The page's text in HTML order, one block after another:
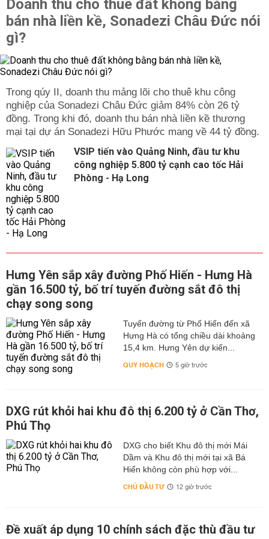
Doanh thu cho thuê đất không bằng
bán nhà liền kề, Sonadezi Châu Đức nói
gì?
Trong qúy II, doanh thu mảng lõi cho thuê khu công
nghiệp của Sonadezi Châu Đức giảm 84% còn 26 tỷ
đồng. Trong khi đó, doanh thu bán nhà liền kề thương
mại tại dự án Sonadezi Hữu Phước mang về 44 tỷ đồng.
VSIP tiến vào Quảng Ninh, đầu tư khu
công nghiệp 5.800 tỷ cạnh cao tốc Hải
Phòng - Hạ Long
Hưng Yên sắp xây đường Phố Hiến - Hưng Hà
gần 16.500 tỷ, bố trí tuyến đường sắt đô thị
chạy song song
Tuyến đường từ Phố Hiến đến xã
Hưng Hà có tổng chiều dài khoảng
15,4 km. Hưng Yên dự kiến...
QUY HOẠCH 5 giờ trước
DXG rút khỏi hai khu đô thị 6.200 tỷ ở Cần Thơ,
Phú Thọ
DXG cho biết Khu đô thị mới Mái
Dầm và Khu đô thị mới tại xã Bá
Hiến không còn phù hợp với...
CHỦ ĐẦU TƯ 12 giờ trước
Đề xuất áp dụng 10 chính sách đặc thù đầu tư